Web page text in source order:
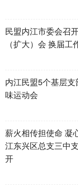
民盟内江市委会召
（扩大）会 换届
内江民盟5个基层
味运动会
薪火相传担使命
江东兴区总支三中
开